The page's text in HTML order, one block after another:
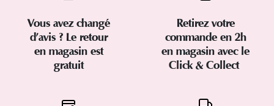
Vous avez changé
d’avis ? Le retour
en magasin est
gratuit
Retirez votre
commande en 2h
en magasin avec le
Click & Collect